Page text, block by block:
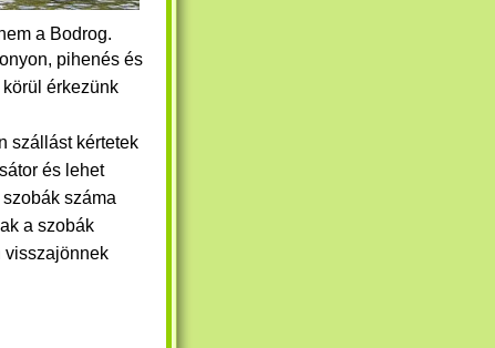
a Bodrog.
pihenés és
érkezünk
szállást kértetek
és lehet
száma
a szobák
visszajönnek